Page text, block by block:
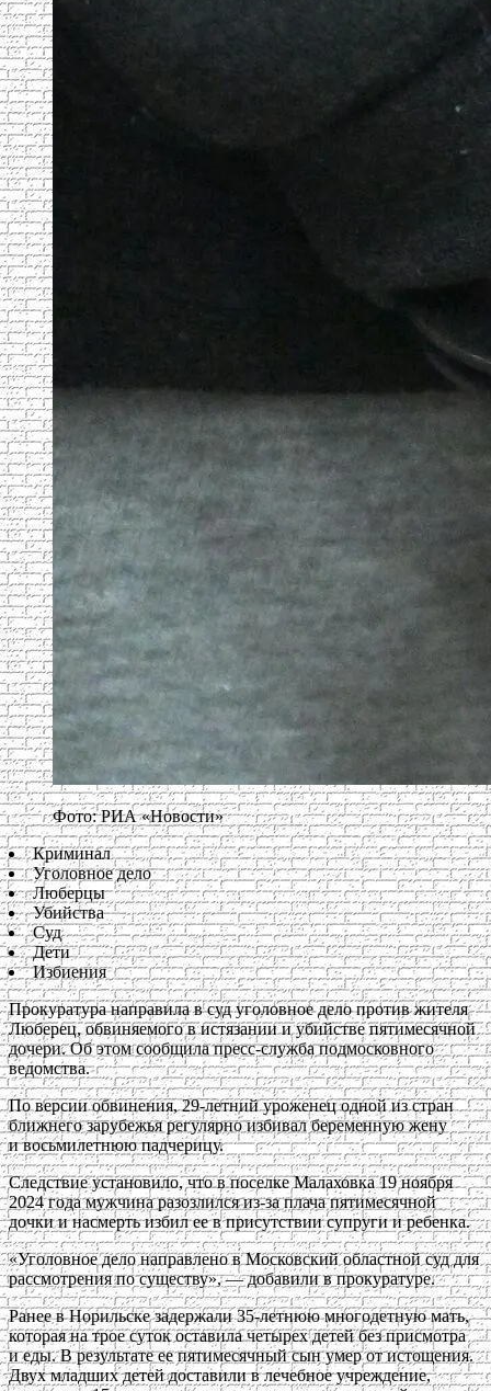
Фото: РИА «Новости»
Криминал
Уголовное дело
Люберцы
Убийства
Суд
Дети
Избиения
Прокуратура направила в суд уголовное дело против жителя
Люберец, обвиняемого в истязании и убийстве пятимесячной
дочери. Об этом сообщила пресс-служба подмосковного
ведомства.
По версии обвинения, 29-летний уроженец одной из стран
ближнего зарубежья регулярно избивал беременную жену
и восьмилетнюю падчерицу.
Следствие установило, что в поселке Малаховка 19 ноября
2024 года мужчина разозлился из-за плача пятимесячной
дочки и насмерть избил ее в присутствии супруги и ребенка.
«Уголовное дело направлено в Московский областной суд для
рассмотрения по существу», — добавили в прокуратуре.
Ранее в Норильске задержали 35-летнюю многодетную мать,
которая на трое суток оставила четырех детей без присмотра
и еды. В результате ее пятимесячный сын умер от истощения.
Двух младших детей доставили в лечебное учреждение,